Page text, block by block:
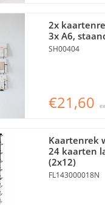
2x
3x A6,
SH00404
€21,60
Kaartenrek
24 kaarten
(2x12)
FL143000018N